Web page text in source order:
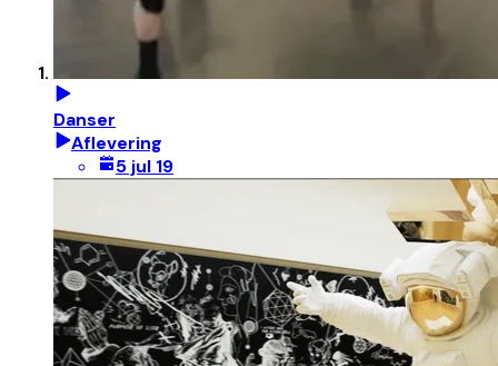
Danser
Aflevering
5 jul 19